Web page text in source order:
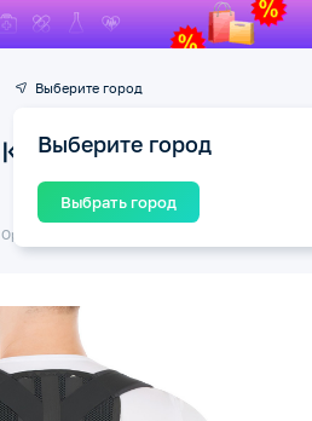
Выберите город
Выберите город
Выбрать город
Каталог
Ортопедические бандажи и корсеты